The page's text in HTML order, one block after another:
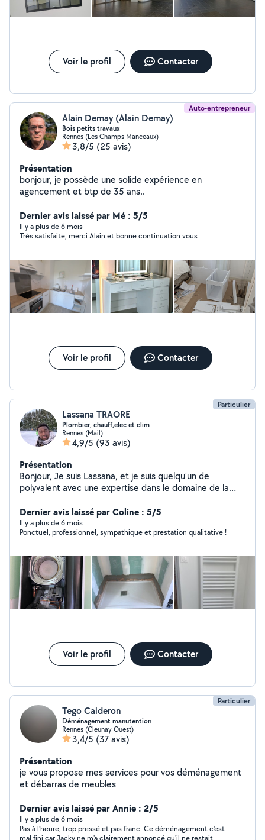
Voir le profil Contacter
Auto-entrepreneur
Alain Demay (Alain Demay)
Bois petits travaux
Rennes (Les Champs Manceaux)
3,8/5 (25 avis)
Présentation
bonjour, je possède une solide expérience en
agencement et btp de 35 ans..
Dernier avis laissé par Mé : 5/5
Il y a plus de 6 mois
Très satisfaite, merci Alain et bonne continuation vous
Voir le profil Contacter
Particulier
Lassana TRAORE
Plombier, chauff,elec et clim
Rennes (Mail)
4,9/5 (93 avis)
Présentation
Bonjour, Je suis Lassana, et je suis quelqu'un de
polyvalent avec une expertise dans le domaine de la
compétence et professionnalisme, je serai ravie de vous
trouver des solutions efficaces et adaptés à vos
besoins.
Dernier avis laissé par Coline : 5/5
Il y a plus de 6 mois
Ponctuel, professionnel, sympathique et prestation qualitative !
Voir le profil Contacter
Particulier
Tego Calderon
Déménagement manutention
Rennes (Cleunay Ouest)
3,4/5 (37 avis)
Présentation
je vous propose mes services pour vos déménagement
et débarras de meubles
Dernier avis laissé par Annie : 2/5
Il y a plus de 6 mois
Pas à l'heure, trop pressé et pas franc. Ce déménagement c'est
mal fini car Jacky ne m'a clairement annoncé qu'il ne restait